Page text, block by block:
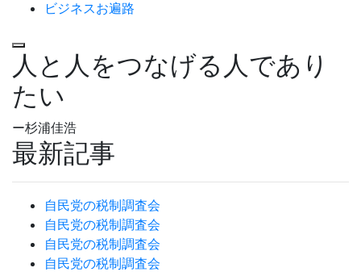
ビジネスお遍路
人と人をつなげる人であり
たい
ー杉浦佳浩
最新記事
自民党の税制調査会
自民党の税制調査会
自民党の税制調査会
自民党の税制調査会